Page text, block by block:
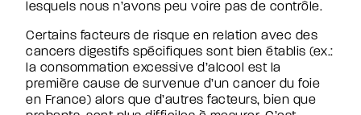
lesquels nous n’avons peu voire pas de contrôle.
Certains facteurs de risque en relation avec des
cancers digestifs spécifiques sont bien établis (ex.:
la consommation excessive d’alcool est la
première cause de survenue d’un cancer du foie
en France) alors que d’autres facteurs, bien que